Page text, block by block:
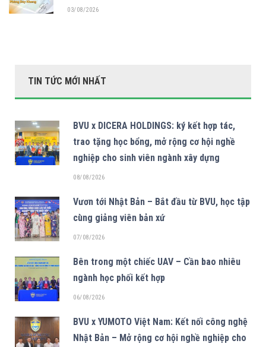
03/08/2026
TIN TỨC MỚI NHẤT
BVU x DICERA HOLDINGS: ký kết hợp tác,
trao tặng học bổng, mở rộng cơ hội nghề
nghiệp cho sinh viên ngành xây dựng
08/08/2026
Vươn tới Nhật Bản – Bắt đầu từ BVU, học tập
cùng giảng viên bản xứ
07/08/2026
Bên trong một chiếc UAV – Cần bao nhiêu
ngành học phối kết hợp
06/08/2026
BVU x YUMOTO Việt Nam: Kết nối công nghệ
Nhật Bản – Mở rộng cơ hội nghề nghiệp cho